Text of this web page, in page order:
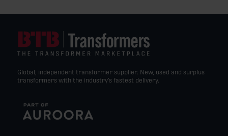
Global, independent transformer supplier. New, used and surplus
transformers with the industry’s fastest delivery.